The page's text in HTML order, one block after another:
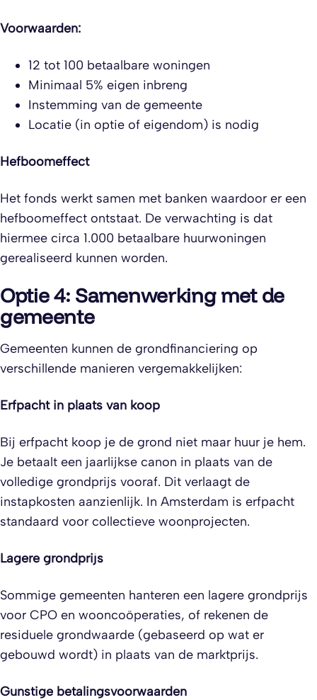
Voorwaarden:
12 tot 100 betaalbare woningen
Minimaal 5% eigen inbreng
Instemming van de gemeente
Locatie (in optie of eigendom) is nodig
Hefboomeffect
Het fonds werkt samen met banken waardoor er een
hefboomeffect ontstaat. De verwachting is dat
hiermee circa 1.000 betaalbare huurwoningen
gerealiseerd kunnen worden.
Optie 4: Samenwerking met de
gemeente
Gemeenten kunnen de grondfinanciering op
verschillende manieren vergemakkelijken:
Erfpacht in plaats van koop
Bij erfpacht koop je de grond niet maar huur je hem.
Je betaalt een jaarlijkse canon in plaats van de
volledige grondprijs vooraf. Dit verlaagt de
instapkosten aanzienlijk. In Amsterdam is erfpacht
standaard voor collectieve woonprojecten.
Lagere grondprijs
Sommige gemeenten hanteren een lagere grondprijs
voor CPO en wooncoöperaties, of rekenen de
residuele grondwaarde (gebaseerd op wat er
gebouwd wordt) in plaats van de marktprijs.
Gunstige betalingsvoorwaarden